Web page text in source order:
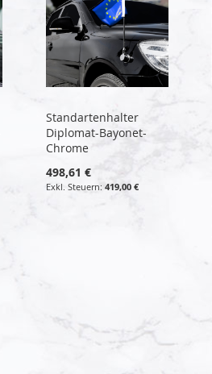
Standartenhalter
Diplomat-Bayonet-
Chrome
498,61 €
419,00 €